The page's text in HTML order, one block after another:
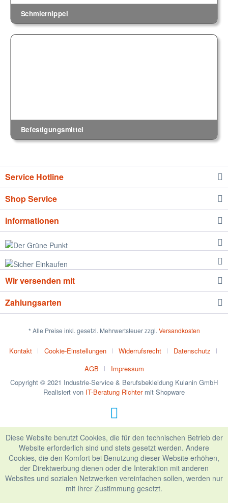
Schmiernippel
Befestigungsmittel
Service Hotline
Shop Service
Informationen
Wir versenden mit
Zahlungsarten
* Alle Preise inkl. gesetzl. Mehrwertsteuer zzgl. Versandkosten
Kontakt Cookie-Einstellungen Widerrufsrecht
Datenschutz
AGB
Impressum
Copyright © 2021 Industrie-Service & Berufsbekleidung Kulanin GmbH
Realisiert von IT-Beratung Richtermit Shopware
Diese Website benutzt Cookies, die für den technischen Betrieb der
Website erforderlich sind und stets gesetzt werden. Andere
Cookies, die den Komfort bei Benutzung dieser Website erhöhen,
der Direktwerbung dienen oder die Interaktion mit anderen
Websites und sozialen Netzwerken vereinfachen sollen, werden nur
mit Ihrer Zustimmung gesetzt.